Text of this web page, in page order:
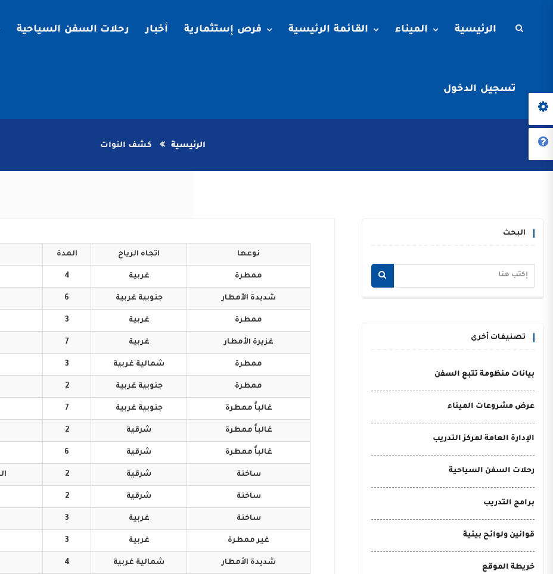
الرئيسية الميناء القائمة الرئيسية فرص إستثمارية أخبار رحلات السفن السياحية
تسجيل الدخول
الرئيسية كشف النوات
البحث
تصنيفات أخرى
بيانات منظومة تتبع السفن
عرض مشروعات الميناء
الإدارة العامة لمركز التدريب
رحلات السفن السياحية
برامج التدريب
قوانين ولوائح بيئية
خريطة الموقع
نوعها اتجاه الرياح المدة
ممطرة غربية 4
شديدة الأمطار جنوبية غربية 6
ممطرة غربية 3
غزيرة الأمطار غربية 7
ممطرة شمالية غربية 3
ممطرة جنوبية غربية 2
غالباً ممطرة جنوبية غربية 7
غالباً ممطرة شرقية 2
غالباً ممطرة شرقية 6
ساخنة شرقية 2
ساخنة شرقية 2
ساخنة غربية 3
غير ممطرة غربية 3
شديدة الأمطار شمالية غربية 4